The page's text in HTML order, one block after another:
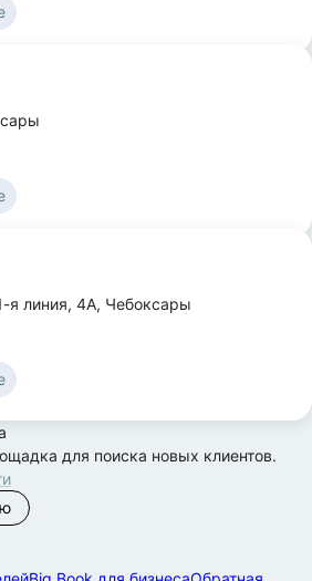
я линия, 4А, Чебоксары
для поиска новых клиентов.